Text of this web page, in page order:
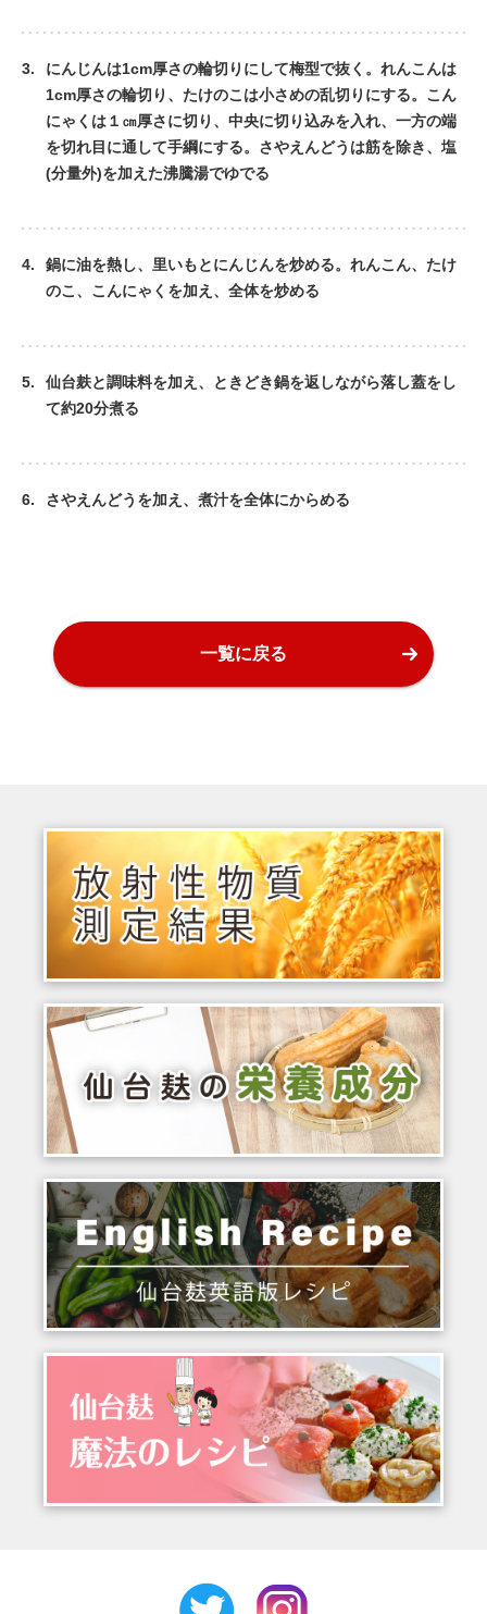
3.
にんじんは1cm厚さの輪切りにして梅型で抜く。れんこんは
1cm厚さの輪切り、たけのこは小さめの乱切りにする。こん
にゃくは１㎝厚さに切り、中央に切り込みを入れ、一方の端
を切れ目に通して手綱にする。さやえんどうは筋を除き、塩
(分量外)を加えた沸騰湯でゆでる
4.
鍋に油を熱し、里いもとにんじんを炒める。れんこん、たけ
のこ、こんにゃくを加え、全体を炒める
5.
仙台麸と調味料を加え、ときどき鍋を返しながら落し蓋をし
て約20分煮る
6. さやえんどうを加え、煮汁を全体にからめる
一覧に戻る